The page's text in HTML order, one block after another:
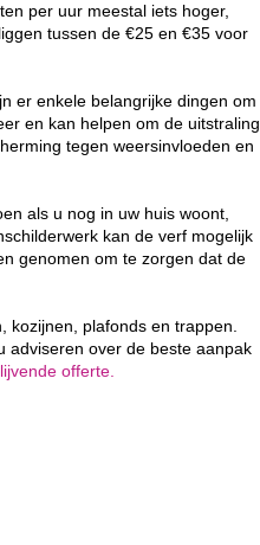
per uur meestal iets hoger,
tussen de €25 en €35 voor
er enkele belangrijke dingen om
en kan helpen om de uitstraling
tegen weersinvloeden en
als u nog in uw huis woont,
kan de verf mogelijk
genomen om te zorgen dat de
kozijnen, plafonds en trappen.
adviseren over de beste aanpak
offerte.